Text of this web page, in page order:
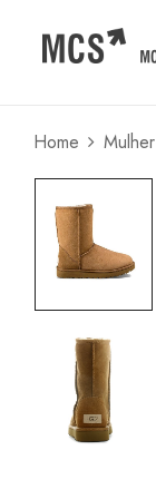
Home Mulher